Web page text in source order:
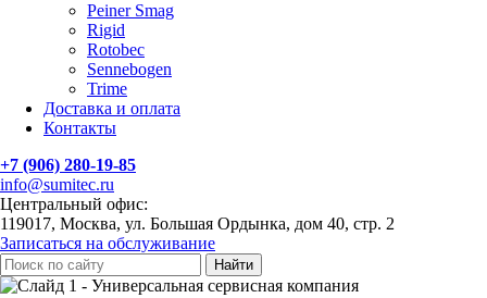
Peiner Smag
Rigid
Rotobec
Sennebogen
Trime
Доставка и оплата
Контакты
+7 (906) 280-19-85
info@sumitec.ru
Центральный офис:
119017, Москва, ул. Большая Ордынка, дом 40, стр. 2
Записаться на обслуживание
Найти